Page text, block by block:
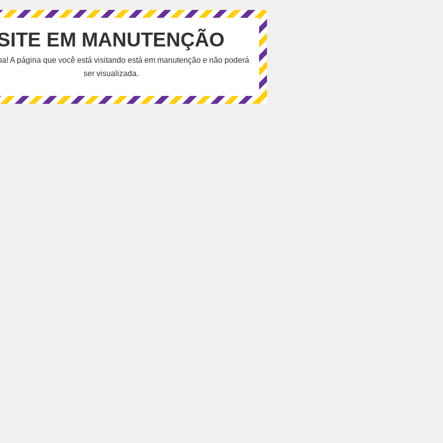
EM MANUTENÇÃO
A página que você está visitando está em manutenção e não poderá
ser visualizada.